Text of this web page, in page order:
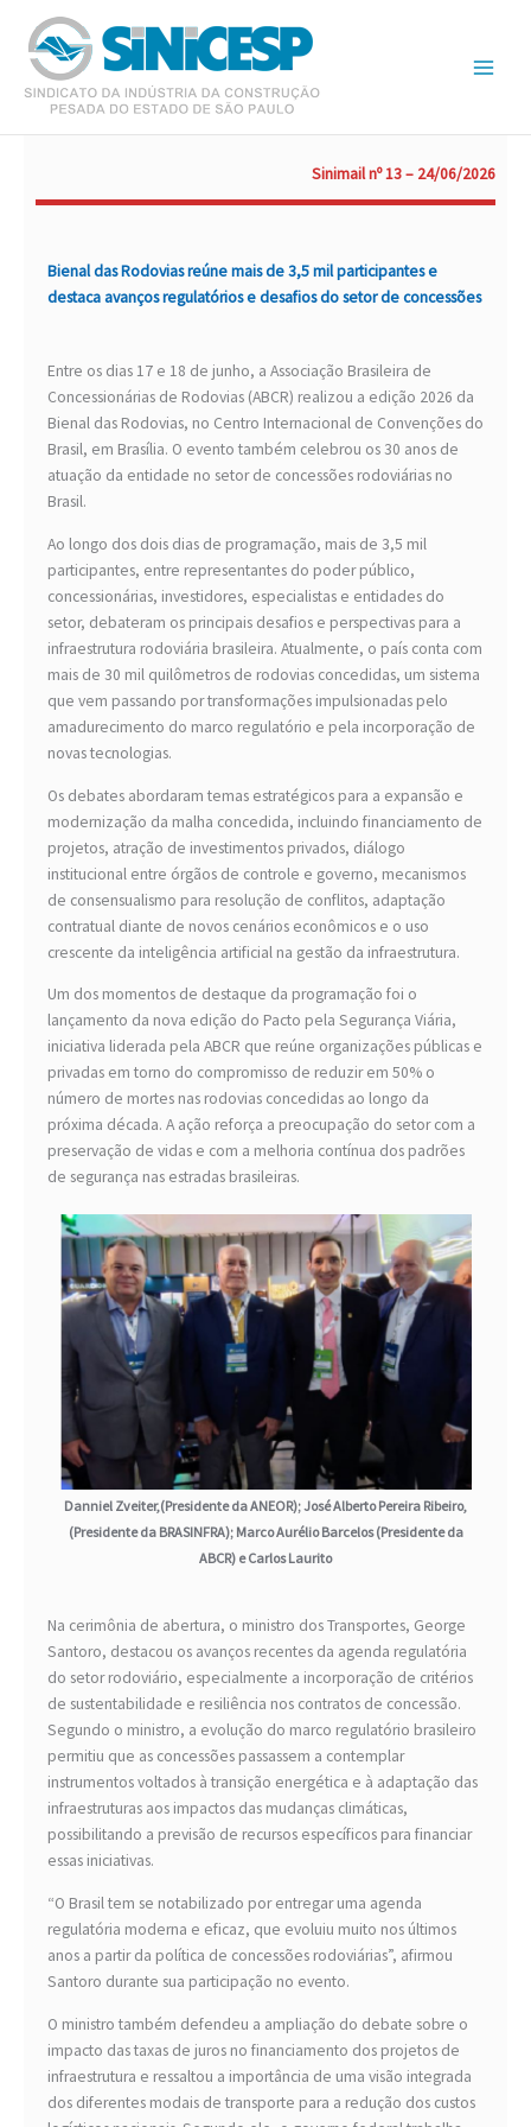
para
conteúdo
Sinimail nº 13 – 24/06/2026
Bienal das Rodovias reúne mais de 3,5 mil participantes e
destaca avanços regulatórios e desafios do setor de concessões
Entre os dias 17 e 18 de junho, a Associação Brasileira de
Concessionárias de Rodovias (ABCR) realizou a edição 2026 da
Bienal das Rodovias, no Centro Internacional de Convenções do
Brasil, em Brasília. O evento também celebrou os 30 anos de
atuação da entidade no setor de concessões rodoviárias no
Brasil.
Ao longo dos dois dias de programação, mais de 3,5 mil
participantes, entre representantes do poder público,
concessionárias, investidores, especialistas e entidades do
setor, debateram os principais desafios e perspectivas para a
infraestrutura rodoviária brasileira. Atualmente, o país conta com
mais de 30 mil quilômetros de rodovias concedidas, um sistema
que vem passando por transformações impulsionadas pelo
amadurecimento do marco regulatório e pela incorporação de
novas tecnologias.
Os debates abordaram temas estratégicos para a expansão e
modernização da malha concedida, incluindo financiamento de
projetos, atração de investimentos privados, diálogo
institucional entre órgãos de controle e governo, mecanismos
de consensualismo para resolução de conflitos, adaptação
contratual diante de novos cenários econômicos e o uso
crescente da inteligência artificial na gestão da infraestrutura.
Um dos momentos de destaque da programação foi o
lançamento da nova edição do Pacto pela Segurança Viária,
iniciativa liderada pela ABCR que reúne organizações públicas e
privadas em torno do compromisso de reduzir em 50% o
número de mortes nas rodovias concedidas ao longo da
próxima década. A ação reforça a preocupação do setor com a
preservação de vidas e com a melhoria contínua dos padrões
de segurança nas estradas brasileiras.
Danniel Zveiter,(Presidente da ANEOR); José Alberto Pereira Ribeiro,
(Presidente da BRASINFRA); Marco Aurélio Barcelos (Presidente da
ABCR) e Carlos Laurito
Na cerimônia de abertura, o ministro dos Transportes, George
Santoro, destacou os avanços recentes da agenda regulatória
do setor rodoviário, especialmente a incorporação de critérios
de sustentabilidade e resiliência nos contratos de concessão.
Segundo o ministro, a evolução do marco regulatório brasileiro
permitiu que as concessões passassem a contemplar
instrumentos voltados à transição energética e à adaptação das
infraestruturas aos impactos das mudanças climáticas,
possibilitando a previsão de recursos específicos para financiar
essas iniciativas.
“O Brasil tem se notabilizado por entregar uma agenda
regulatória moderna e eficaz, que evoluiu muito nos últimos
anos a partir da política de concessões rodoviárias”, afirmou
Santoro durante sua participação no evento.
O ministro também defendeu a ampliação do debate sobre o
impacto das taxas de juros no financiamento dos projetos de
infraestrutura e ressaltou a importância de uma visão integrada
dos diferentes modais de transporte para a redução dos custos